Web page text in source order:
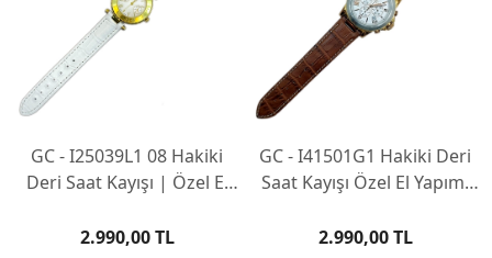
GC - I25039L1 08 Hakiki
Deri Saat Kayışı | Özel El
2.990,00 TL
GC - I41501G1 Hakiki Deri
Saat Kayışı Özel El Yapımı
Göndermeniz Gerekli)
2.990,00 TL